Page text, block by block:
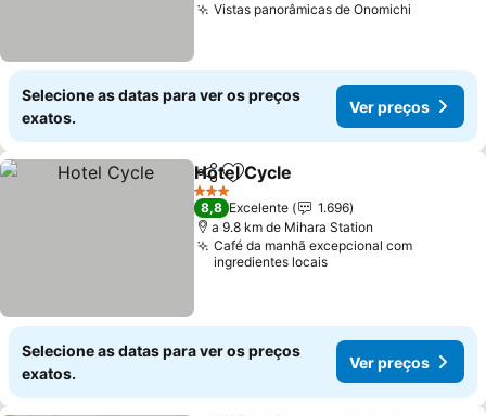
Vistas panorâmicas de Onomichi
Selecione as datas para ver os preços
exatos.
Ver preços
PartilharAdicionar aos favoritos
Hotel Cycle
3 Estrelas
8,8 Excelente
1.696
a 9.8 km de Mihara Station
Café da manhã excepcional com
ingredientes locais
Selecione as datas para ver os preços
exatos.
Ver preços